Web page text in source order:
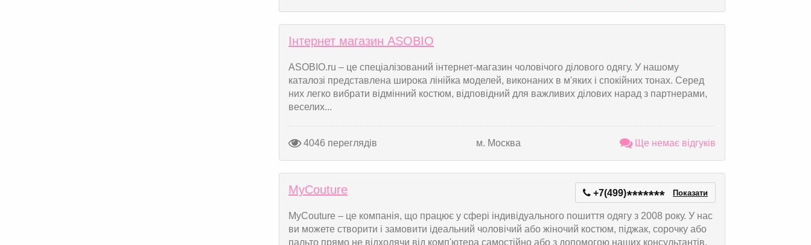
Інтернет магазин ASOBIO
ASOBIO.ru – це спеціалізований інтернет-магазин чоловічого ділового одягу. У нашому
каталозі представлена широка лінійка моделей, виконаних в м'яких і спокійних тонах. Серед
них легко вибрати відмінний костюм, відповідний для важливих ділових нарад з партнерами,
веселих...
4046 переглядів м. Москва Ще немає відгуків
MyCouture +7(499)******* Показати
MyCouture – це компанія, що працює у сфері індивідуального пошиття одягу з 2008 року. У нас
ви можете створити і замовити ідеальний чоловічий або жіночий костюм, піджак, сорочку або
пальто прямо не відходячи від комп'ютера самостійно або з допомогою наших консультантів,